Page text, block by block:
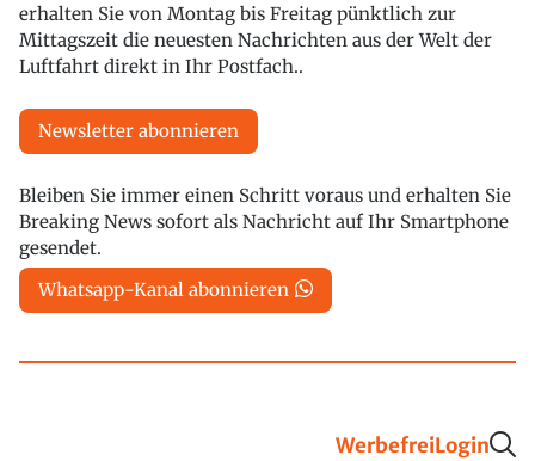
erhalten Sie von Montag bis Freitag pünktlich zur
Mittagszeit die neuesten Nachrichten aus der Welt der
Luftfahrt direkt in Ihr Postfach..
Newsletter abonnieren
Bleiben Sie immer einen Schritt voraus und erhalten Sie
Breaking News sofort als Nachricht auf Ihr Smartphone
gesendet.
Whatsapp-Kanal abonnieren
WerbefreiLogin